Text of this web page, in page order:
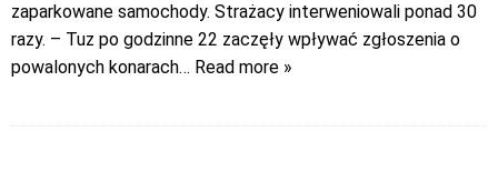
zaparkowane samochody. Strażacy interweniowali ponad 30
razy. – Tuz po godzinne 22 zaczęły wpływać zgłoszenia o
powalonych konarach… Read more »